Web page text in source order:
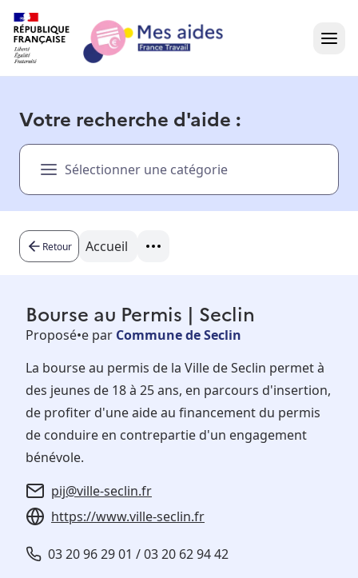
Présentation vidéo
Besoin d'aide ?
Votre recherche d'aide :
Sélectionner une catégorie
Retour Accueil
Bourse au Permis | Seclin
Proposé•e par Commune de Seclin
La bourse au permis de la Ville de Seclin permet à
des jeunes de 18 à 25 ans, en parcours d'insertion,
de profiter d'une aide au financement du permis
de conduire en contrepartie d'un engagement
bénévole.
pij@ville-seclin.fr
https://www.ville-seclin.fr
03 20 96 29 01 / 03 20 62 94 42